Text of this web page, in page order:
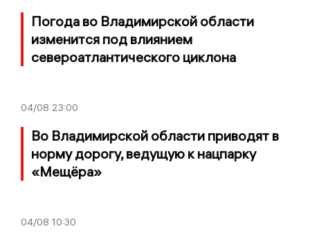
Погода во Владимирской области
изменится под влиянием
североатлантического циклона
04/08 23:00
Во Владимирской области приводят в
норму дорогу, ведущую к нацпарку
«Мещёра»
04/08 10:30